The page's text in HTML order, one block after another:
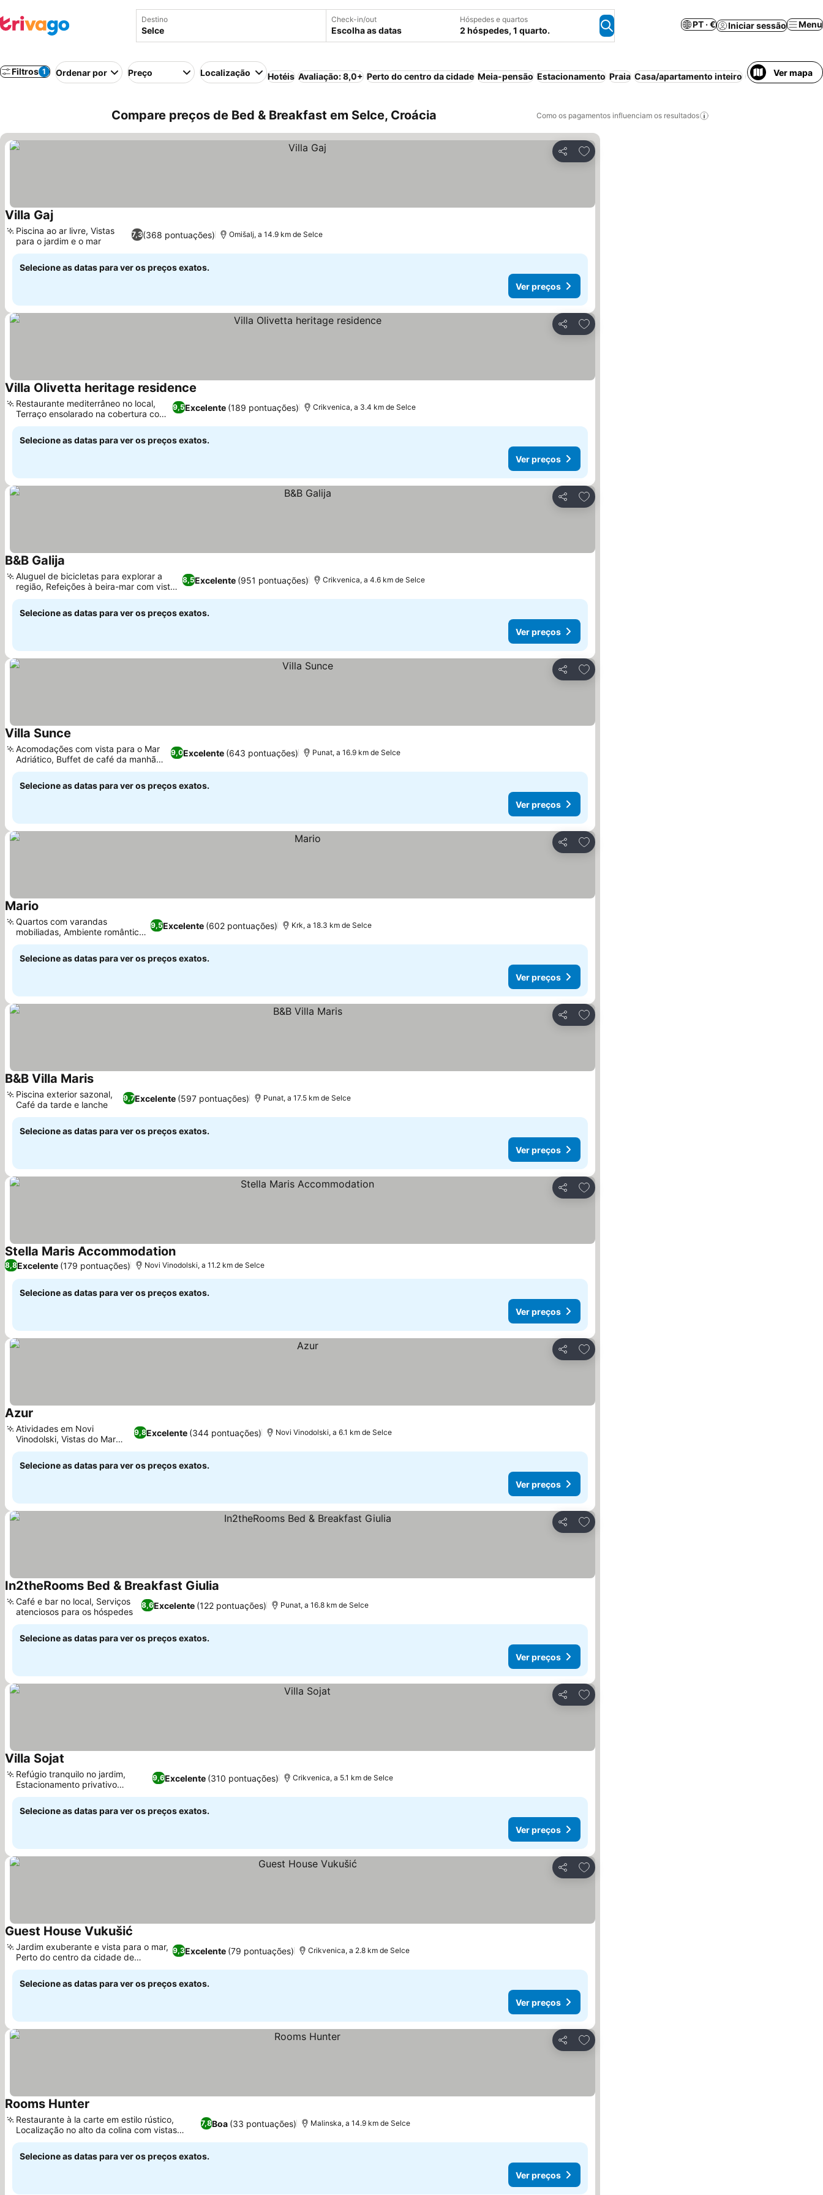
Destino Check-in/out
Escolha as datas
Hóspedes e quartos
2 hóspedes, 1 quarto.
PT · € Iniciar sessão Menu
Filtros 1 Ordenar por Preço Localização Hotéis Avaliação: 8,0+ Perto do centro da cidade Meia-pensão Estacionamento Praia Casa/apartamento inteiro AparthotelVer mapa
Compare preços de Bed & Breakfast em Selce, Croácia Como os pagamentos influenciam os resultados
Partilhar
Adicionar aos favoritos
Villa Gaj
7,3(368 pontuações)
Piscina ao ar livre, Vistas
para o jardim e o mar
Omišalj, a 14.9 km de Selce
Selecione as datas para ver os preços exatos.
Ver preços
Partilhar
Adicionar aos favoritos
Villa Olivetta heritage residence
9,5Excelente (189 pontuações)
Restaurante mediterrâneo no local,
Terraço ensolarado na cobertura com
jacuzzi
Crikvenica, a 3.4 km de Selce
Selecione as datas para ver os preços exatos.
Ver preços
Partilhar
Adicionar aos favoritos
B&B Galija
8,5Excelente (951 pontuações)
Aluguel de bicicletas para explorar a
região, Refeições à beira-mar com vista
para o mar
Crikvenica, a 4.6 km de Selce
Selecione as datas para ver os preços exatos.
Ver preços
Partilhar
Adicionar aos favoritos
Villa Sunce
9,0Excelente (643 pontuações)
Acomodações com vista para o Mar
Adriático, Buffet de café da manhã
variado
Punat, a 16.9 km de Selce
Selecione as datas para ver os preços exatos.
Ver preços
Partilhar
Adicionar aos favoritos
Mario
9,5Excelente (602 pontuações)
Quartos com varandas
mobiliadas, Ambiente romântico
e familiar
Krk, a 18.3 km de Selce
Selecione as datas para ver os preços exatos.
Ver preços
Partilhar
Adicionar aos favoritos
B&B Villa Maris
9,7Excelente (597 pontuações)
Piscina exterior sazonal,
Café da tarde e lanche
Punat, a 17.5 km de Selce
Selecione as datas para ver os preços exatos.
Ver preços
Partilhar
Adicionar aos favoritos
Stella Maris Accommodation
8,8Excelente (179 pontuações) Novi Vinodolski, a 11.2 km de Selce
Selecione as datas para ver os preços exatos.
Ver preços
Partilhar
Adicionar aos favoritos
Azur
9,8Excelente (344 pontuações)
Atividades em Novi
Vinodolski, Vistas do Mar
Adriático
Novi Vinodolski, a 6.1 km de Selce
Selecione as datas para ver os preços exatos.
Ver preços
Partilhar
Adicionar aos favoritos
In2theRooms Bed & Breakfast Giulia
8,6Excelente (122 pontuações)
Café e bar no local, Serviços
atenciosos para os hóspedes
Punat, a 16.8 km de Selce
Selecione as datas para ver os preços exatos.
Ver preços
Partilhar
Adicionar aos favoritos
Villa Sojat
9,6Excelente (310 pontuações)
Refúgio tranquilo no jardim,
Estacionamento privativo
conveniente
Crikvenica, a 5.1 km de Selce
Selecione as datas para ver os preços exatos.
Ver preços
Partilhar
Adicionar aos favoritos
Guest House Vukušić
9,3Excelente (79 pontuações)
Jardim exuberante e vista para o mar,
Perto do centro da cidade de
Crikvenica
Crikvenica, a 2.8 km de Selce
Selecione as datas para ver os preços exatos.
Ver preços
Partilhar
Adicionar aos favoritos
Rooms Hunter
7,8Boa (33 pontuações)
Restaurante à la carte em estilo rústico,
Localização no alto da colina com vistas
panorâmicas
Malinska, a 14.9 km de Selce
Selecione as datas para ver os preços exatos.
Ver preços